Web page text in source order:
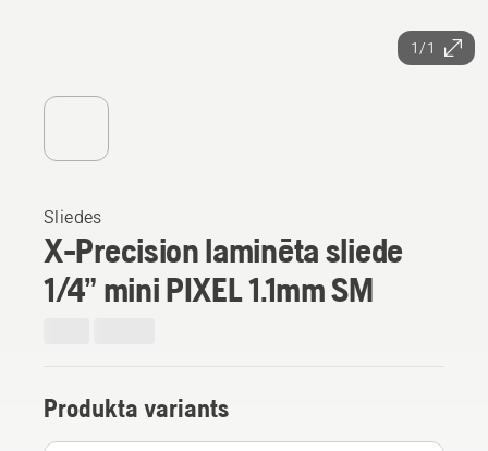
1/1
Sliedes
X-Precision laminēta sliede
1/4” mini PIXEL 1.1mm SM
Produkta variants